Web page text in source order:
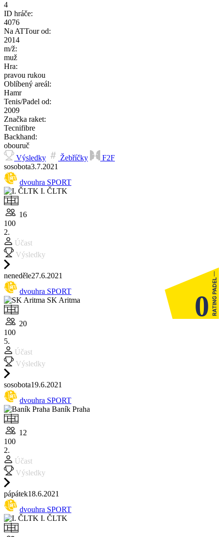
4
0
ID hráče:
4076
Na ATTour od:
2014
m/ž:
muž
Hra:
pravou rukou
Oblíbený areál:
Hamr
Tenis/Padel od:
2009
Značka raket:
Tecnifibre
Backhand:
obouruč
Výsledky
Žebříčky
F2F
sosobota3.7.2021
dvouhra SPORT
I. ČLTK
16
100
2.
Účast
Výsledky
neneděle27.6.2021
dvouhra SPORT
SK Aritma
20
100
5.
Účast
Výsledky
sosobota19.6.2021
dvouhra SPORT
Baník Praha
12
100
2.
Účast
Výsledky
pápátek18.6.2021
dvouhra SPORT
I. ČLTK